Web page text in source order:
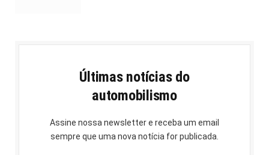
Últimas notícias do
automobilismo
Assine nossa newsletter e receba um email
sempre que uma nova notícia for publicada.